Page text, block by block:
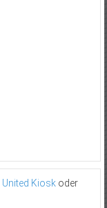
United Kioskoder